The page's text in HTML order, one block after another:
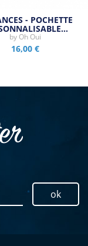
- POCHETTE
by Oh Oui
16,00 €
ok